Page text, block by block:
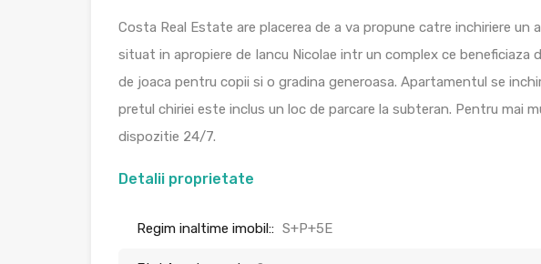
Costa Real Estate are placerea de a va propune catre inchiriere
situat in apropiere de Iancu Nicolae intr un complex ce beneficiaza
de joaca pentru copii si o gradina generoasa. Apartamentul se
pretul chiriei este inclus un loc de parcare la subteran. Pentru mai
dispozitie 24/7.
Detalii proprietate
Regim inaltime imobil:: S+P+5E